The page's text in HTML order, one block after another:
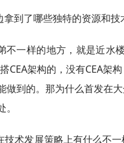
到了哪些独特的资源和技
不一样的地方，就是近水
CEA架构的，没有CEA架
做到的。那为什么首发在
术发展策略上有什么不